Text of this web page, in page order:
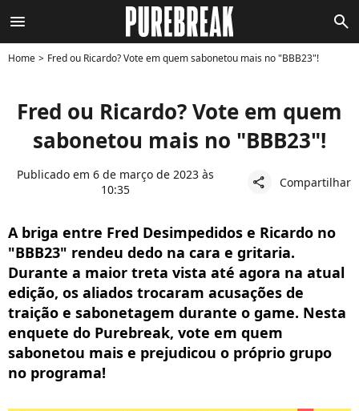
menu search
Home Fred ou Ricardo? Vote em quem sabonetou mais no "BBB23"!
Fred ou Ricardo? Vote em quem
sabonetou mais no "BBB23"!
Publicado em 6 de março de 2023 às
10:35
share Compartilhar
A briga entre Fred Desimpedidos e Ricardo no
"BBB23" rendeu dedo na cara e gritaria.
Durante a maior treta vista até agora na atual
edição, os aliados trocaram acusações de
traição e sabonetagem durante o game. Nesta
enquete do Purebreak, vote em quem
sabonetou mais e prejudicou o próprio grupo
no programa!